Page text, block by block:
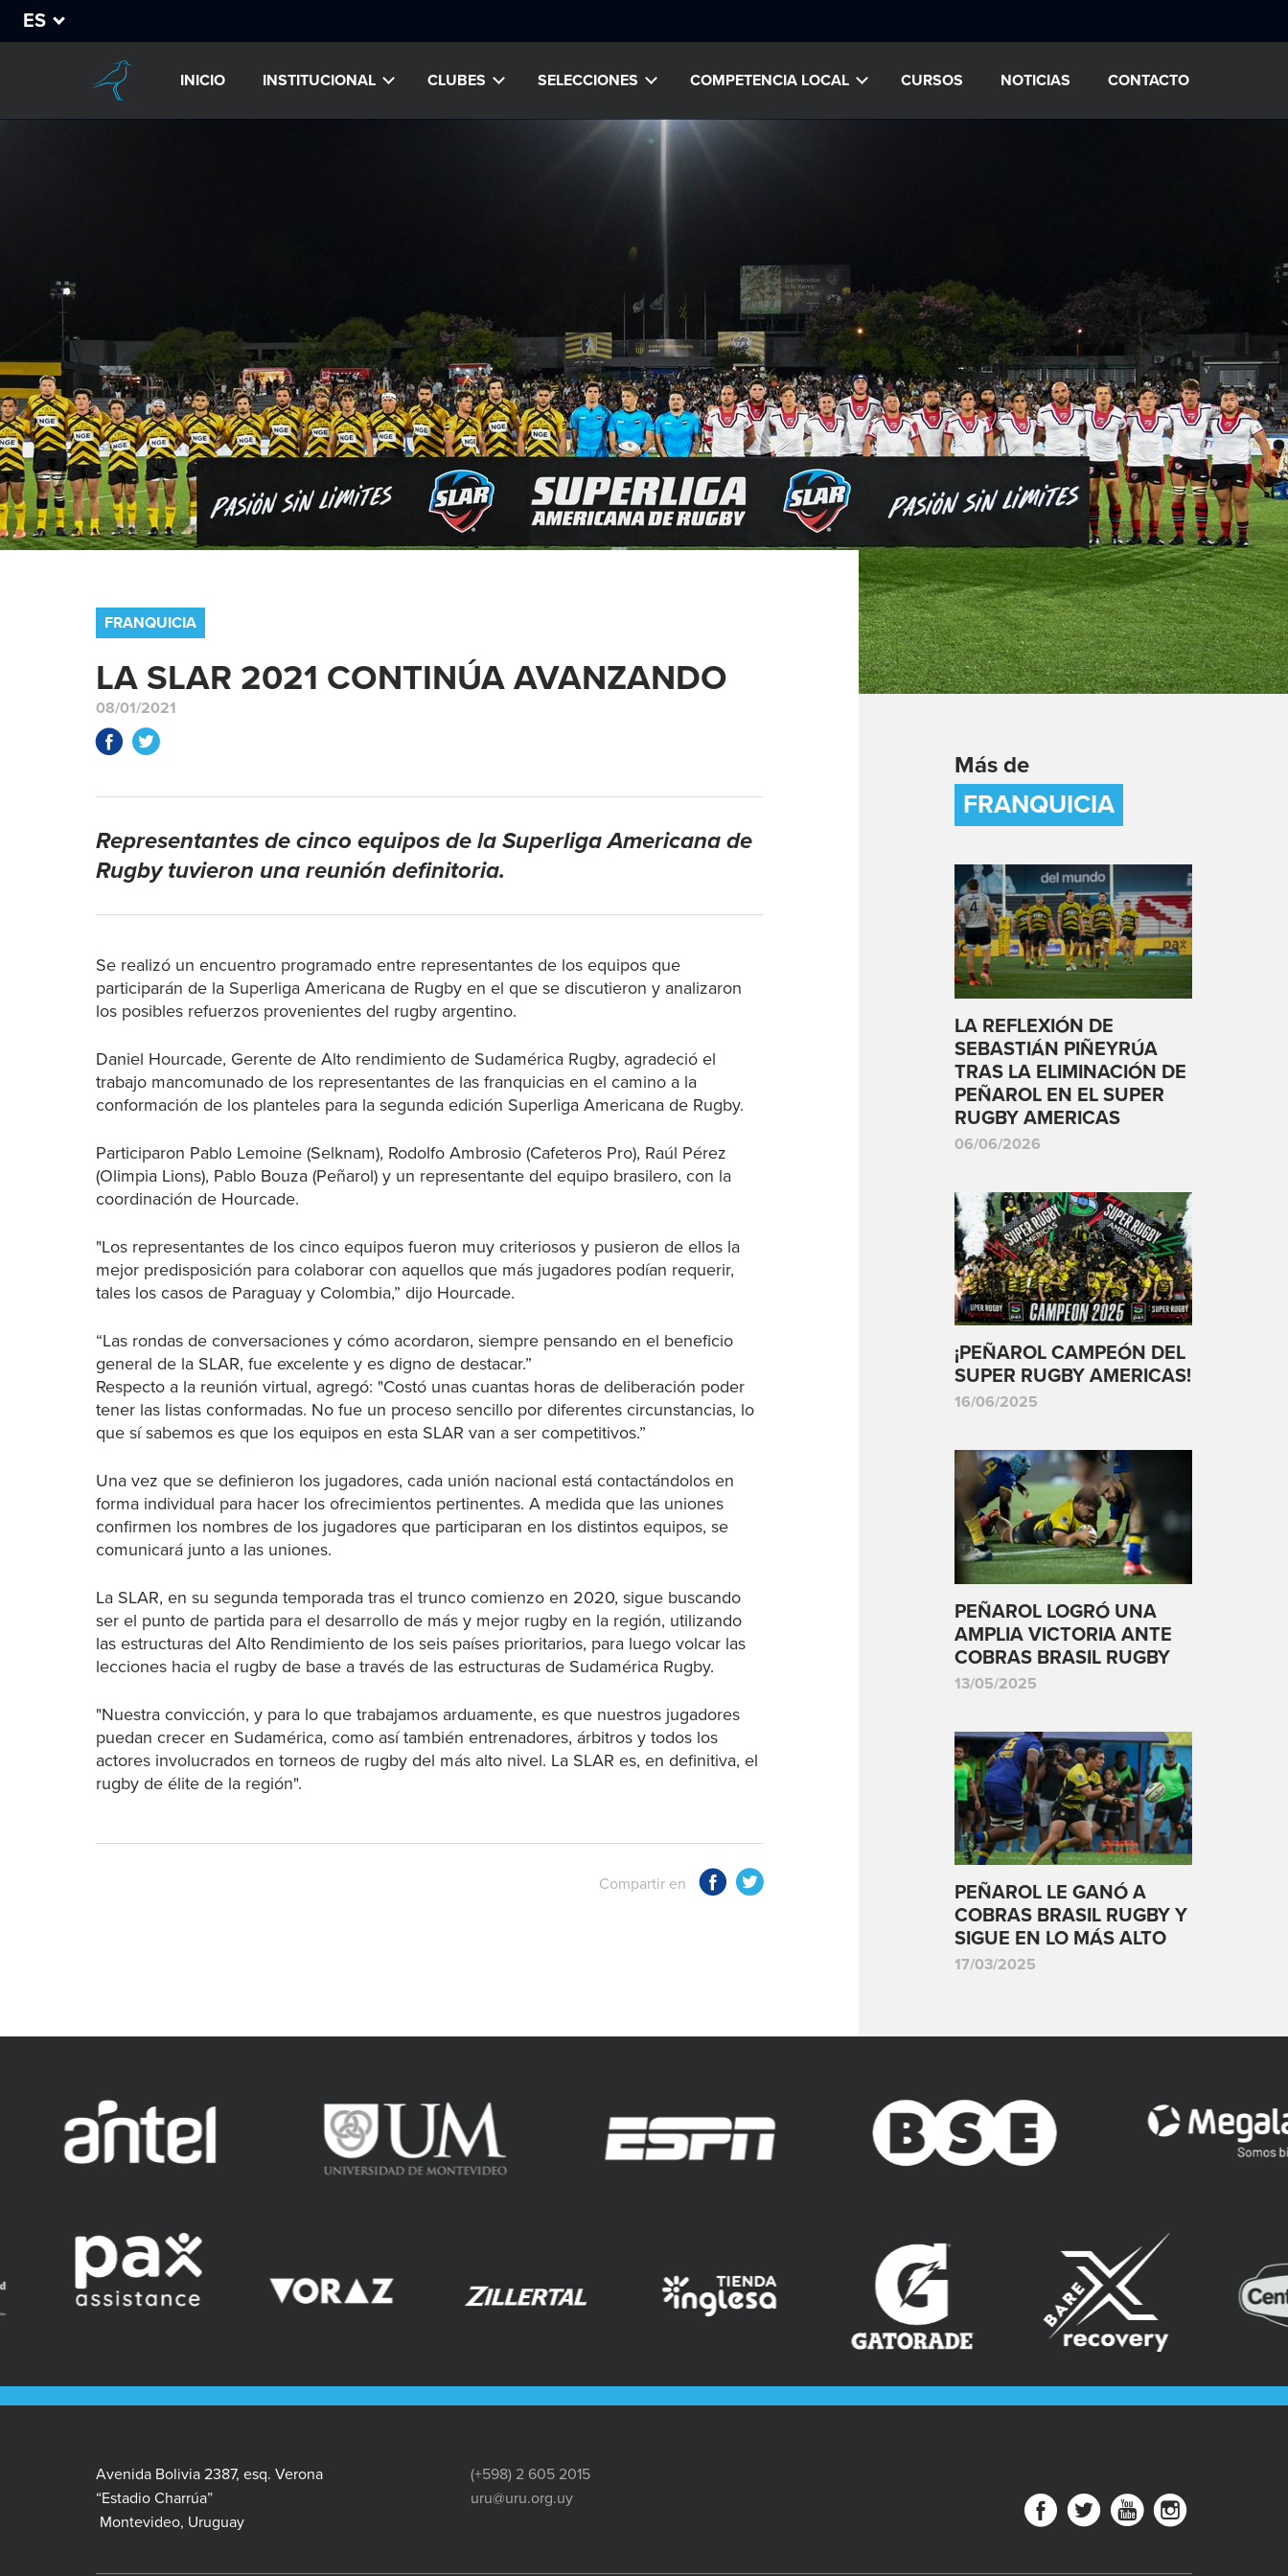
ES
INICIO INSTITUCIONAL CLUBES SELECCIONES COMPETENCIA LOCAL CURSOS NOTICIAS CONTACTO
FRANQUICIA
LA SLAR 2021 CONTINÚA AVANZANDO
08/01/2021
Representantes de cinco equipos de la Superliga Americana de
Rugby tuvieron una reunión definitoria.
Se realizó un encuentro programado entre representantes de los equipos que
participarán de la Superliga Americana de Rugby en el que se discutieron y analizaron
los posibles refuerzos provenientes del rugby argentino.
Daniel Hourcade, Gerente de Alto rendimiento de Sudamérica Rugby, agradeció el
trabajo mancomunado de los representantes de las franquicias en el camino a la
conformación de los planteles para la segunda edición Superliga Americana de Rugby.
Participaron Pablo Lemoine (Selknam), Rodolfo Ambrosio (Cafeteros Pro), Raúl Pérez
(Olimpia Lions), Pablo Bouza (Peñarol) y un representante del equipo brasilero, con la
coordinación de Hourcade.
"Los representantes de los cinco equipos fueron muy criteriosos y pusieron de ellos la
mejor predisposición para colaborar con aquellos que más jugadores podían requerir,
tales los casos de Paraguay y Colombia,” dijo Hourcade.
“Las rondas de conversaciones y cómo acordaron, siempre pensando en el beneficio
general de la SLAR, fue excelente y es digno de destacar.”
Respecto a la reunión virtual, agregó: "Costó unas cuantas horas de deliberación poder
tener las listas conformadas. No fue un proceso sencillo por diferentes circunstancias, lo
que sí sabemos es que los equipos en esta SLAR van a ser competitivos.”
Una vez que se definieron los jugadores, cada unión nacional está contactándolos en
forma individual para hacer los ofrecimientos pertinentes. A medida que las uniones
confirmen los nombres de los jugadores que participaran en los distintos equipos, se
comunicará junto a las uniones.
La SLAR, en su segunda temporada tras el trunco comienzo en 2020, sigue buscando
ser el punto de partida para el desarrollo de más y mejor rugby en la región, utilizando
las estructuras del Alto Rendimiento de los seis países prioritarios, para luego volcar las
lecciones hacia el rugby de base a través de las estructuras de Sudamérica Rugby.
"Nuestra convicción, y para lo que trabajamos arduamente, es que nuestros jugadores
puedan crecer en Sudamérica, como así también entrenadores, árbitros y todos los
actores involucrados en torneos de rugby del más alto nivel. La SLAR es, en definitiva, el
rugby de élite de la región".
Compartir en
Más de
FRANQUICIA
LA REFLEXIÓN DE
SEBASTIÁN PIÑEYRÚA
TRAS LA ELIMINACIÓN DE
PEÑAROL EN EL SUPER
RUGBY AMERICAS
06/06/2026
¡PEÑAROL CAMPEÓN DEL
SUPER RUGBY AMERICAS!
16/06/2025
PEÑAROL LOGRÓ UNA
AMPLIA VICTORIA ANTE
COBRAS BRASIL RUGBY
13/05/2025
PEÑAROL LE GANÓ A
COBRAS BRASIL RUGBY Y
SIGUE EN LO MÁS ALTO
17/03/2025
Avenida Bolivia 2387, esq. Verona
“Estadio Charrúa”
Montevideo, Uruguay
(+598) 2 605 2015
uru@uru.org.uy